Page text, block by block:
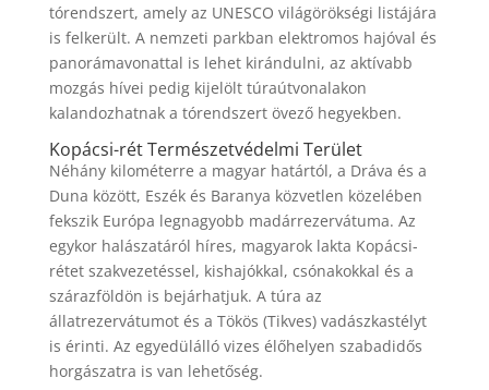
tórendszert, amely az UNESCO világörökségi listájára
is felkerült. A nemzeti parkban elektromos hajóval és
panorámavonattal is lehet kirándulni, az aktívabb
mozgás hívei pedig kijelölt túraútvonalakon
kalandozhatnak a tórendszert övező hegyekben.
Kopácsi-rét Természetvédelmi Terület
Néhány kilométerre a magyar határtól, a Dráva és a
Duna között, Eszék és Baranya közvetlen közelében
fekszik Európa legnagyobb madárrezervátuma. Az
egykor halászatáról híres, magyarok lakta Kopácsi-
rétet szakvezetéssel, kishajókkal, csónakokkal és a
szárazföldön is bejárhatjuk. A túra az
állatrezervátumot és a Tökös (Tikves) vadászkastélyt
is érinti. Az egyedülálló vizes élőhelyen szabadidős
horgászatra is van lehetőség.